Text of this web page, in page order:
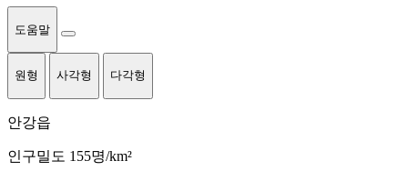
도움말
원형 사각형 다각형
안강읍
인구밀도 155명/km²